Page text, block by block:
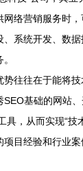
络营销服务时
系统开发、数
势往往在于能将
基础的网站
具，从而实现“
目经验和行业